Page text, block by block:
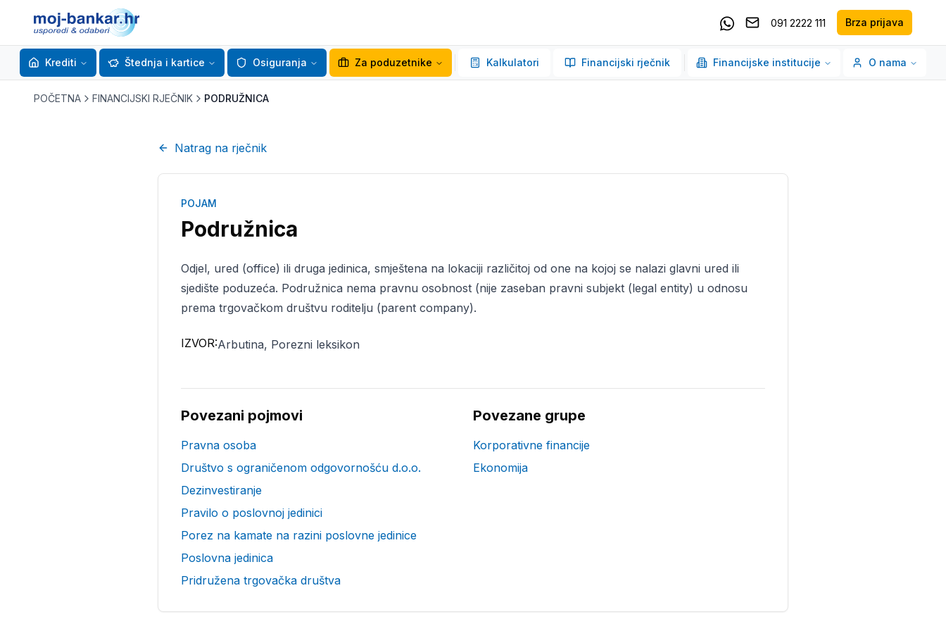
Kontaktirajte nas putem Whatsappa
091 2222 111 Brza prijava
Krediti Štednja i kartice Osiguranja Za poduzetnike Kalkulatori Financijski rječnik Financijske institucije O nama
POČETNA FINANCIJSKI RJEČNIK PODRUŽNICA
Natrag na rječnik
POJAM
Podružnica
Odjel, ured (office) ili druga jedinica, smještena na lokaciji različitoj od one na kojoj se nalazi glavni ured ili
sjedište poduzeća. Podružnica nema pravnu osobnost (nije zaseban pravni subjekt (legal entity) u odnosu
prema trgovačkom društvu roditelju (parent company).
IZVOR:Arbutina, Porezni leksikon
Povezani pojmovi
Pravna osoba
Društvo s ograničenom odgovornošću d.o.o.
Dezinvestiranje
Pravilo o poslovnoj jedinici
Porez na kamate na razini poslovne jedinice
Poslovna jedinica
Pridružena trgovačka društva
Povezane grupe
Korporativne financije
Ekonomija